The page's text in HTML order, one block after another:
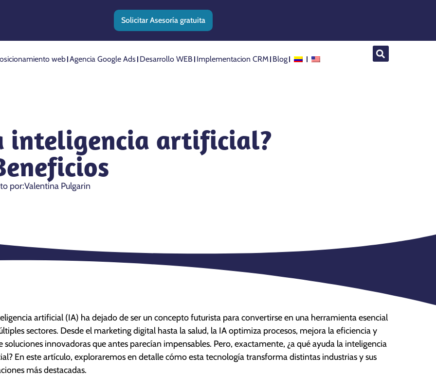
Solicitar Asesoría gratuita
web Agencia Google Ads Desarrollo WEB Implementacion CRM Blog
inteligencia artificial?
por:Valentina Pulgarin
artificial (IA) ha dejado de ser un concepto futurista para convertirse en una herramienta esencial
sectores. Desde el marketing digital hasta la salud, la IA optimiza procesos, mejora la eficiencia y
soluciones innovadoras que antes parecían impensables. Pero, exactamente, ¿a qué ayuda la inteligencia
En este artículo, exploraremos en detalle cómo esta tecnología transforma distintas industrias y sus
más destacadas.